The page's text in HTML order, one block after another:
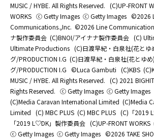
MUSIC / HYBE. All Rights Reserved. (C)UP-FRONT
WORKS ⓒ Getty Images ⓒ Getty Images ©2026
Communications.,Inc. ©2026 Line
ナ製作委員会 (C)BNOI/アイナナ製作委員会 (C)
Ultimate Productions (C)日渡早紀・白泉社(花と
グ/PRODUCTION I.G (C)日渡早紀・白泉社(花とゆ
グ/PRODUCTION I.G ©Luca Gambuti (C)KBS
MUSIC / HYBE. All Rights Reserved. (C) 2021
Rights Reserved. ⓒ Getty Images ⓒ Getty Images
(C)Media Caravan International Limited (C)Media
Limited (C) MBC PLUS (C) MBC PLUS (C)「2019
「2019 L♡DK」製作委員会 (C)UP-FRONT WORKS
ⓒ Getty Images ⓒ Getty Images ©2026 TAKE